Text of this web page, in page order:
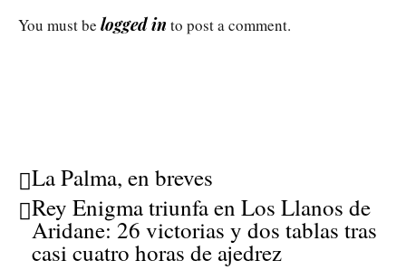
You must be logged in to post a comment.
La Palma, en breves
Rey Enigma triunfa en Los Llanos de
Aridane: 26 victorias y dos tablas tras
casi cuatro horas de ajedrez